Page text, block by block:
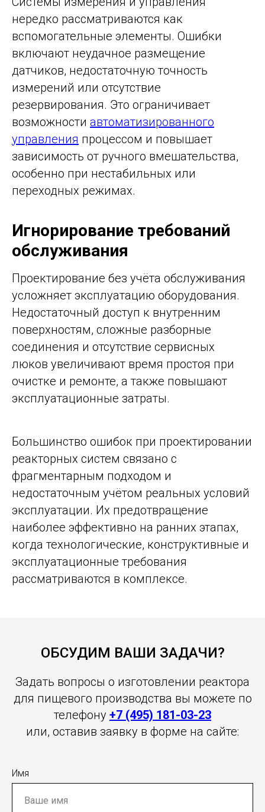
нередко рассматриваются как
вспомогательные элементы. Ошибки
включают неудачное размещение
датчиков, недостаточную точность
измерений или отсутствие
резервирования. Это ограничивает
возможности автоматизированного
управления процессом и повышает
зависимость от ручного вмешательства,
особенно при нестабильных или
переходных режимах.
Игнорирование требований
обслуживания
Проектирование без учёта обслуживания
усложняет эксплуатацию оборудования.
Недостаточный доступ к внутренним
поверхностям, сложные разборные
соединения и отсутствие сервисных
люков увеличивают время простоя при
очистке и ремонте, а также повышают
эксплуатационные затраты.
Большинство ошибок при проектировании
реакторных систем связано с
фрагментарным подходом и
недостаточным учётом реальных условий
эксплуатации. Их предотвращение
наиболее эффективно на ранних этапах,
когда технологические, конструктивные и
эксплуатационные требования
рассматриваются в комплексе.
ОБСУДИМ ВАШИ ЗАДАЧИ?
Задать вопросы о изготовлении реактора
для пищевого производства вы можете по
телефону +7 (495) 181-03-23
или, оставив заявку в форме на сайте:
Имя